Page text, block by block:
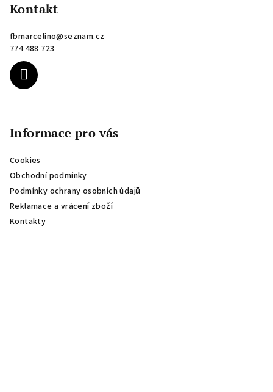
Kontakt
fbmarcelino@seznam.cz
774 488 723
Informace pro vás
Cookies
Obchodní podmínky
Podmínky ochrany osobních údajů
Reklamace a vrácení zboží
Kontakty